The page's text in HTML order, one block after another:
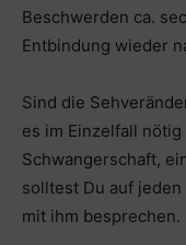
Beschwerden ca.
Entbindung wieder
Sind die
es im Einzelfall
Schwangerschaft,
solltest Du auf
mit ihm besprechen.